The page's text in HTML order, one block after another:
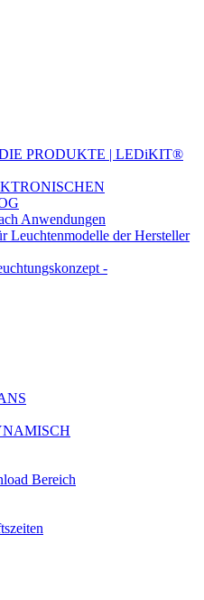
PRODUKTE | LEDiKIT®
Anwendungen
der Hersteller
-
Bereich